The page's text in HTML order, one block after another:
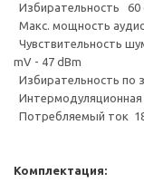
Избирательность 60
Макс. мощность
Чувствительность
mV - 47 dBm
Избирательность по
Потребляемый ток
Комплектация: